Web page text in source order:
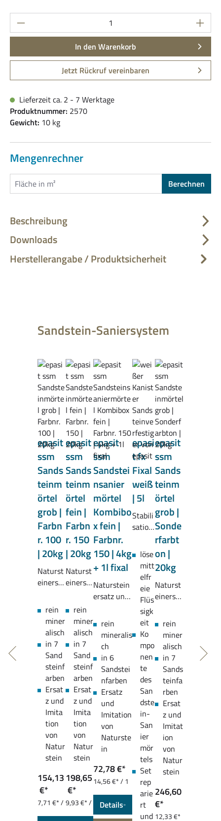
Produkt Anzahl: Gib den gewünschten
In den Warenkorb
Jetzt Rückruf vereinbaren
Lieferzeit ca. 2 - 7 Werktage
Produktnummer: 2570
Gewicht: 10 kg
Mengenrechner
Berechnen
Beschreibung
Downloads
Herstellerangabe / Produktsicherheit
Produktgalerie überspringen
Sandstein-Saniersystem
epasit
ssm
Sands
teinm
örtel
grob |
Farbn
r. 100
| 20kg
Naturst
einersat
Reparat
urmörte
l für
vielseiti
ge
Anwend
ungen
rein
miner
alisch
in 7
Sand
steinf
arben
Ersat
z und
Imita
tion
von
Natur
stein
154,13
€*
7,71 €* /
epasit
ssm
Sands
teinm
örtel
fein |
Farbn
r. 150
| 20kg
Naturst
einersat
Reparat
urmörte
l für
vielseiti
ge
Anwend
ungen
rein
miner
alisch
in 7
Sand
steinf
arben
Ersat
z und
Imita
tion
von
Natur
stein
198,65
€*
9,93 €* /
epasit
ssm
Sandstei
nsanier
mörtel
Kombibo
x fein |
Farbnr.
150 | 4kg
+ 1l fixal
Naturstein
ersatz und
mörtel für
vielseitige
Anwendun
gen
rein
mineralis
ch
in 6
Sandstei
nfarben
Ersatz
und
Imitation
von
Naturste
in
72,78 €*
14,56 €* / 1
Details
epasi
t fx
Fixal
weiß
| 5l
Stabili
sation
Anma
chflüs
sigkeit
für
epasit
ssm
löse
mitt
elfr
eie
Flüs
sigk
eit
Ko
mpo
nen
te
des
San
dste
in-
San
ier
mör
tels
Set
rep
arie
rt
und
epasit
ssm
Sands
teinm
örtel
grob |
Sonde
rfarbt
on |
20kg
Naturst
einersat
Reparat
urmörte
l für
vielseiti
ge
Anwend
ungen
rein
miner
alisch
in 7
Sands
teinfa
rben
Ersat
z und
Imitat
ion
von
Natur
stein
246,60
€*
12,33 €*